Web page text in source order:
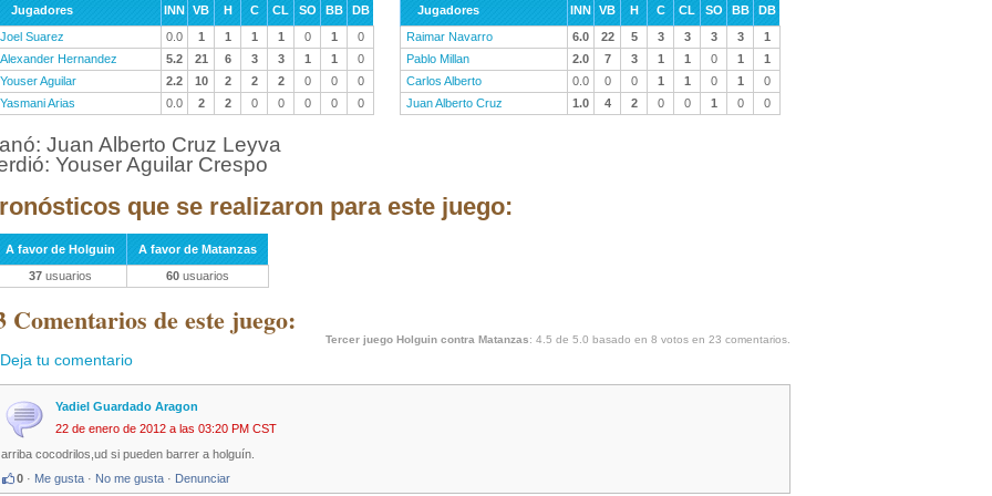
Jugadores INN VB H C CL SO BB
DB
Joel Suarez
0.0 1 1 1 1 0 1
0
Alexander Hernandez
5.2 21 6 3 3 1 1
0
Youser Aguilar
2.2 10 2 2 2 0 0
0
Yasmani Arias
0.0 2 2 0 0 0 0 0
Jugadores INN VB H C CL SO BB
DB
Raimar Navarro
6.0 22 5 3 3 3 3
1
Pablo Millan
2.0 7 3 1 1 0 1
1
Carlos Alberto
0.0 0 0 1 1 0 1
0
Juan Alberto Cruz
1.0 4 2 0 0 1 0 0
Juan Alberto Cruz Leyva
Youser Aguilar Crespo
que se realizaron para este juego:
A favor de Holguin
A favor de Matanzas
37 usuarios 60 usuarios
Comentarios de este juego:
Tercer juego Holguin contra Matanzas: 4.5 de 5.0 basado en 8 votos en 23 comentarios.
Deja tu comentario
Yadiel Guardado Aragon
22 de enero de 2012 a las 03:20 PM CST
arriba cocodrilos,ud si pueden barrer a holguín.
0 · Me gusta · No me gusta · Denunciar